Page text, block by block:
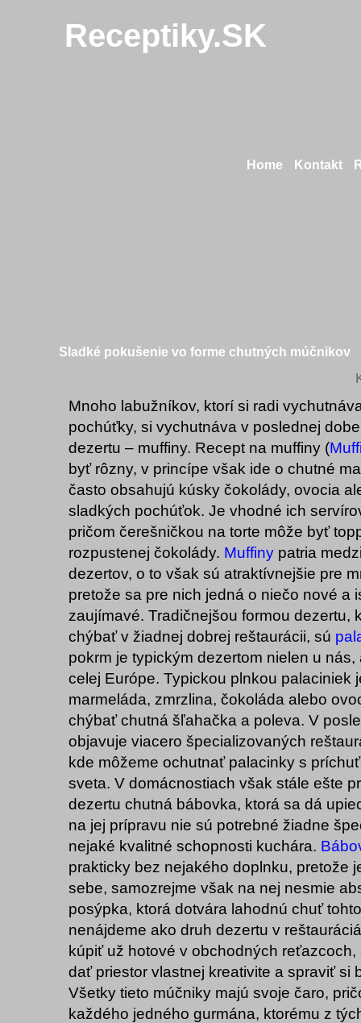
Receptiky.SK
Home Kontakt
Sladké pokušenie vo forme chutných múčnikov
Mnoho labužníkov, ktorí si radi
pochúťky, si vychutnáva v poslednej
dezertu – muffiny. Recept na muffiny (
byť rôzny, v princípe však ide o chutné
často obsahujú kúsky čokolády, ovocia
sladkých pochúťok. Je vhodné ich
pričom čerešničkou na torte môže byť
rozpustenej čokolády. Muffiny patria
dezertov, o to však sú atraktívnejšie pre
pretože sa pre nich jedná o niečo nové a
zaujímavé. Tradičnejšou formou dezertu,
chýbať v žiadnej dobrej reštaurácii, sú
pokrm je typickým dezertom nielen u
celej Európe. Typickou plnkou palaciniek
marmeláda, zmrzlina, čokoláda alebo
chýbať chutná šľahačka a poleva. V
objavuje viacero špecializovaných
kde môžeme ochutnať palacinky s
sveta. V domácnostiach však stále ešte
dezertu chutná bábovka, ktorá sa dá
na jej prípravu nie sú potrebné žiadne
nejaké kvalitné schopnosti kuchára.
prakticky bez nejakého doplnku, pretože
sebe, samozrejme však na nej nesmie
posýpka, ktorá dotvára lahodnú chuť
nenájdeme ako druh dezertu v
kúpiť už hotové v obchodných reťazcoch,
dať priestor vlastnej kreativite a spraviť si
Všetky tieto múčniky majú svoje čaro,
každého jedného gurmána, ktorému z